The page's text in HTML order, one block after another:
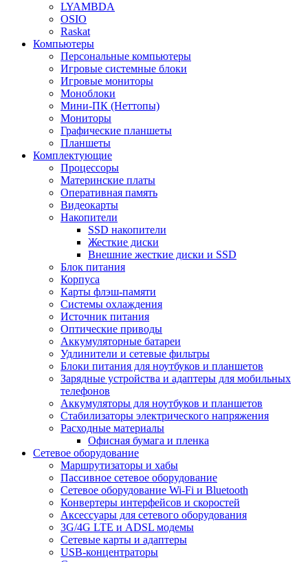
LYAMBDA
OSIO
Raskat
Компьютеры
Персональные компьютеры
Игровые системные блоки
Игровые мониторы
Моноблоки
Мини-ПК (Неттопы)
Мониторы
Графические планшеты
Планшеты
Комплектующие
Процессоры
Материнские платы
Оперативная память
Видеокарты
Накопители
SSD накопители
Жесткие диски
Внешние жесткие диски и SSD
Блок питания
Корпуса
Карты флэш-памяти
Системы охлаждения
Источник питания
Оптические приводы
Аккумуляторные батареи
Удлинители и сетевые фильтры
Блоки питания для ноутбуков и планшетов
Зарядные устройства и адаптеры для мобильных
телефонов
Аккумуляторы для ноутбуков и планшетов
Стабилизаторы электрического напряжения
Расходные материалы
Офисная бумага и пленка
Сетевое оборудование
Маршрутизаторы и хабы
Пассивное сетевое оборудование
Сетевое оборудование Wi-Fi и Bluetooth
Конвертеры интерфейсов и скоростей
Аксессуары для сетевого оборудования
3G/4G LTE и ADSL модемы
Сетевые карты и адаптеры
USB-концентраторы